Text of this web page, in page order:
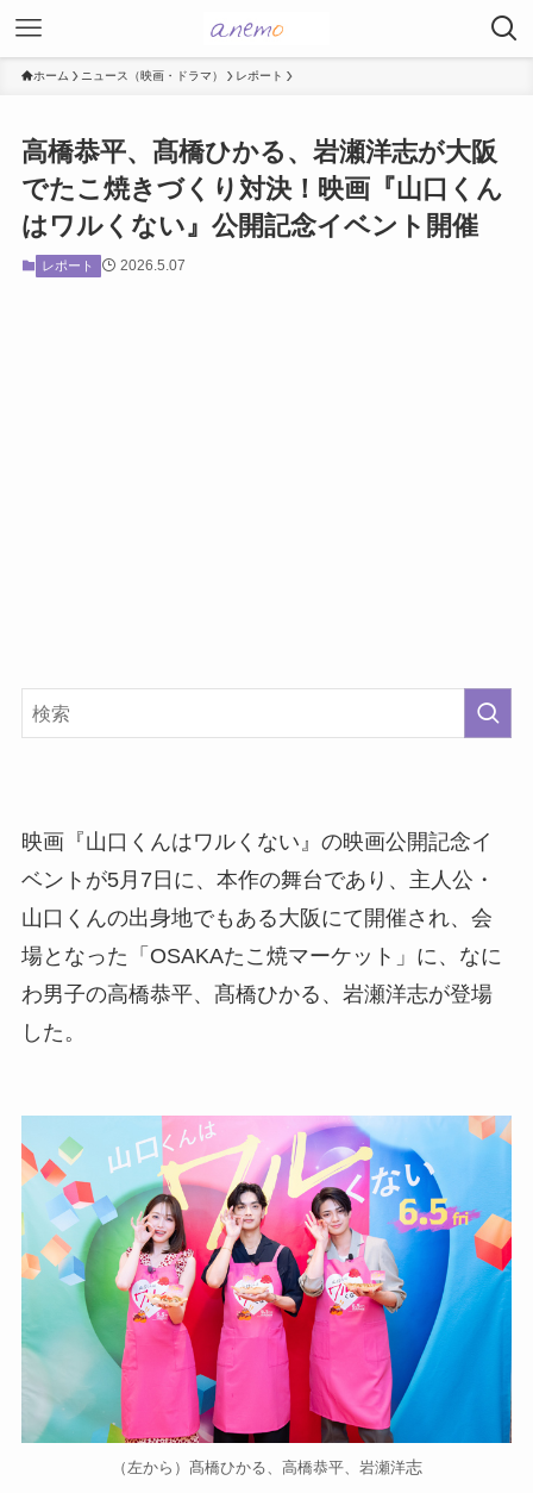
ホーム ニュース（映画・ドラマ） レポート
高橋恭平、髙橋ひかる、岩瀬洋志が大阪
でたこ焼きづくり対決！映画『山口くん
はワルくない』公開記念イベント開催
レポート 2026.5.07
映画『山口くんはワルくない』の映画公開記念イ
ベントが5月7日に、本作の舞台であり、主人公・
山口くんの出身地でもある大阪にて開催され、会
場となった「OSAKAたこ焼マーケット」に、なに
わ男子の高橋恭平、髙橋ひかる、岩瀬洋志が登場
した。
（左から）髙橋ひかる、高橋恭平、岩瀬洋志